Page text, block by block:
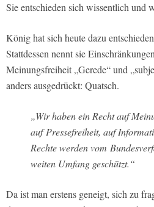
Sie entschieden sich wissentlich und
König hat sich heute dazu
Stattdessen nennt sie
Meinungsfreiheit „Gerede“ und
anders ausgedrückt: Quatsch.
„Wir haben ein Recht auf
auf Pressefreiheit, auf
Rechte werden vom
weiten Umfang geschützt.“
Da ist man erstens geneigt, sich zu